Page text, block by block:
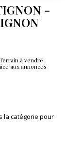
-
à vendre
aux annonces
la catégorie pour